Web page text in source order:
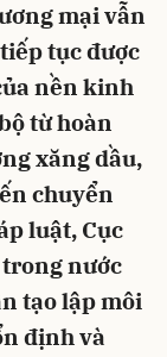
mại vẫn
tục được
nền kinh
từ hoàn
xăng dầu,
chuyển
luật, Cục
nước
tạo lập môi
định và